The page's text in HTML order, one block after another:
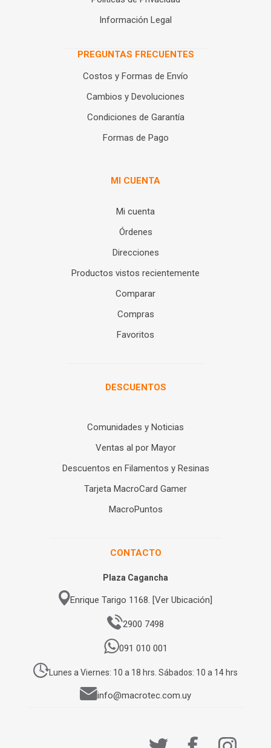
Información Legal
PREGUNTAS FRECUENTES
Costos y Formas de Envío
Cambios y Devoluciones
Condiciones de Garantía
Formas de Pago
MI CUENTA
Mi cuenta
Órdenes
Direcciones
Productos vistos recientemente
Comparar
Compras
Favoritos
DESCUENTOS
Comunidades y Noticias
Ventas al por Mayor
Descuentos en Filamentos y Resinas
Tarjeta MacroCard Gamer
MacroPuntos
CONTACTO
Plaza Cagancha
Enrique Tarigo 1168. [Ver Ubicación]
2900 7498
091 010 001
Lunes a Viernes: 10 a 18 hrs. Sábados: 10 a 14 hrs
info@macrotec.com.uy